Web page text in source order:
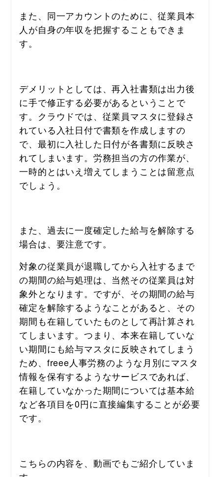
また、同一アカウントのために、従業員本
人が自身の年収を把握することもできま
す。
デメリットとしては、再入社書類は出力後
に手で修正する必要があるということで
す。クラウドでは、従業員マスタに登録さ
れている入社日付で書類を作成しますの
で、最初に入社した日付が各書類に反映さ
れてしまいます。労務担当の方の作業が、
一時的とはいえ増えてしまうことは留意点
でしょう。
また、過去に一度確定した給与を解除する
場合は、要注意です。
対象の従業員が退職してから入社するまで
の期間の給与処理は、当然その従業員は対
象外となります。ですが、その期間の給与
確定を解除するようなことがあると、 その
期間も在籍していたものとして再計算され
てしまいます。 つまり、本来在籍していな
い期間にも給与マスタに反映されてしまう
ため、 freee人事労務のような月別にマスタ
情報を保有するようなサービスであれば、
在籍していなかった期間については基本給
など各項目を0円に直接編集することが必要
です。
こちらの内容を、動画でもご紹介していま